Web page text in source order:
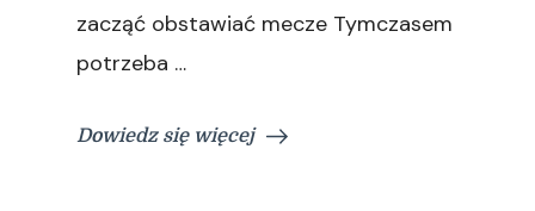
zacząć obstawiać mecze Tymczasem
potrzeba …
Dowiedz się więcej